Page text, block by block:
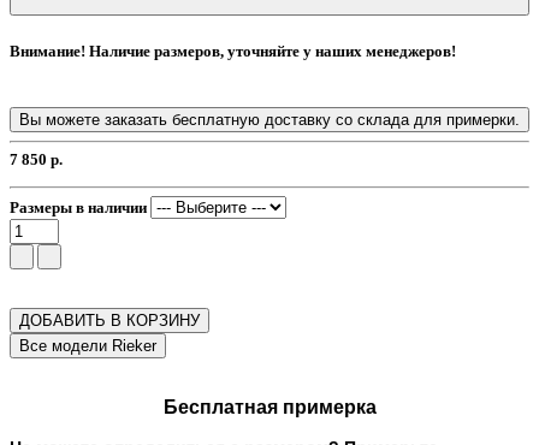
Внимание! Наличие размеров, уточняйте у наших менеджеров!
Вы можете заказать бесплатную доставку со склада для примерки.
7 850 р.
Размеры в наличии
ДОБАВИТЬ В КОРЗИНУ
Бесплатная примерка